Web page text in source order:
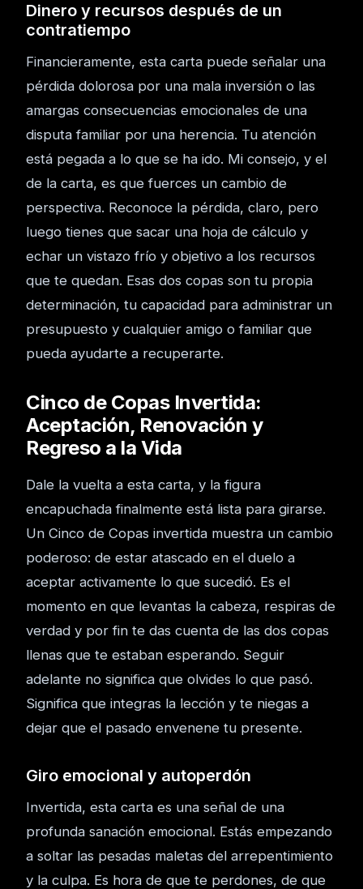
Dinero y recursos después de un
contratiempo
Financieramente, esta carta puede señalar una
pérdida dolorosa por una mala inversión o las
amargas consecuencias emocionales de una
disputa familiar por una herencia. Tu atención
está pegada a lo que se ha ido. Mi consejo, y el
de la carta, es que fuerces un cambio de
perspectiva. Reconoce la pérdida, claro, pero
luego tienes que sacar una hoja de cálculo y
echar un vistazo frío y objetivo a los recursos
que te quedan. Esas dos copas son tu propia
determinación, tu capacidad para administrar un
presupuesto y cualquier amigo o familiar que
pueda ayudarte a recuperarte.
Cinco de Copas Invertida:
Aceptación, Renovación y
Regreso a la Vida
Dale la vuelta a esta carta, y la figura
encapuchada finalmente está lista para girarse.
Un Cinco de Copas invertida muestra un cambio
poderoso: de estar atascado en el duelo a
aceptar activamente lo que sucedió. Es el
momento en que levantas la cabeza, respiras de
verdad y por fin te das cuenta de las dos copas
llenas que te estaban esperando. Seguir
adelante no significa que olvides lo que pasó.
Significa que integras la lección y te niegas a
dejar que el pasado envenene tu presente.
Giro emocional y autoperdón
Invertida, esta carta es una señal de una
profunda sanación emocional. Estás empezando
a soltar las pesadas maletas del arrepentimiento
y la culpa. Es hora de que te perdones, de que